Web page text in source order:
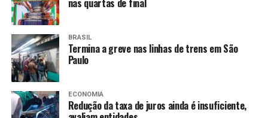
Keiko x Sánchez
Roberto Sánchez e Keiko Fujimori disputam o mandato
presidencial no Peru para o período de 2026 a 2031, de
cinco anos.
país sul-americano em dez anos de crise política.
Desde 2016, dois presidentes renunciaram e quatro
foram destituídos pelo parlamento peruano, tido como
nas quartas de final
BRASIL
Termina a greve nas linhas de trens em São
Paulo
ECONOMIA
Redução da taxa de juros ainda é insuficiente,